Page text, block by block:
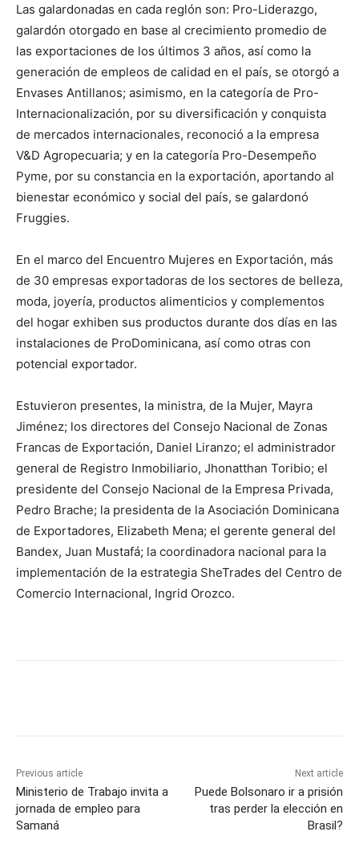
Las galardonadas en cada reglón son: Pro-Liderazgo,
galardón otorgado en base al crecimiento promedio de
las exportaciones de los últimos 3 años, así como la
generación de empleos de calidad en el país, se otorgó a
Envases Antillanos; asimismo, en la categoría de Pro-
Internacionalización, por su diversificación y conquista
de mercados internacionales, reconoció a la empresa
V&D Agropecuaria; y en la categoría Pro-Desempeño
Pyme, por su constancia en la exportación, aportando al
bienestar económico y social del país, se galardonó
Fruggies.
En el marco del Encuentro Mujeres en Exportación, más
de 30 empresas exportadoras de los sectores de belleza,
moda, joyería, productos alimenticios y complementos
del hogar exhiben sus productos durante dos días en las
instalaciones de ProDominicana, así como otras con
potencial exportador.
Estuvieron presentes, la ministra, de la Mujer, Mayra
Jiménez; los directores del Consejo Nacional de Zonas
Francas de Exportación, Daniel Liranzo; el administrador
general de Registro Inmobiliario, Jhonatthan Toribio; el
presidente del Consejo Nacional de la Empresa Privada,
Pedro Brache; la presidenta de la Asociación Dominicana
de Exportadores, Elizabeth Mena; el gerente general del
Bandex, Juan Mustafá; la coordinadora nacional para la
implementación de la estrategia SheTrades del Centro de
Comercio Internacional, Ingrid Orozco.
Previous article
Ministerio de Trabajo invita a
jornada de empleo para
Samaná
Next article
Puede Bolsonaro ir a prisión
tras perder la elección en
Brasil?